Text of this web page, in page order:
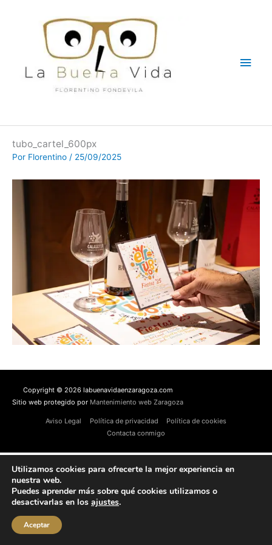
tubo_cartel_600px
Por Florentino / 25/09/2025
Copyright © 2026 labuenavidaenzaragoza.com
Sitio web protegido por Mantenimiento web Zaragoza
Aviso Legal Política de privacidad
Política de cookies
Contacta conmigo
Utilizamos cookies para ofrecerte la mejor experiencia en
nuestra web.
Puedes aprender más sobre qué cookies utilizamos o
desactivarlas en los ajustes.
Aceptar